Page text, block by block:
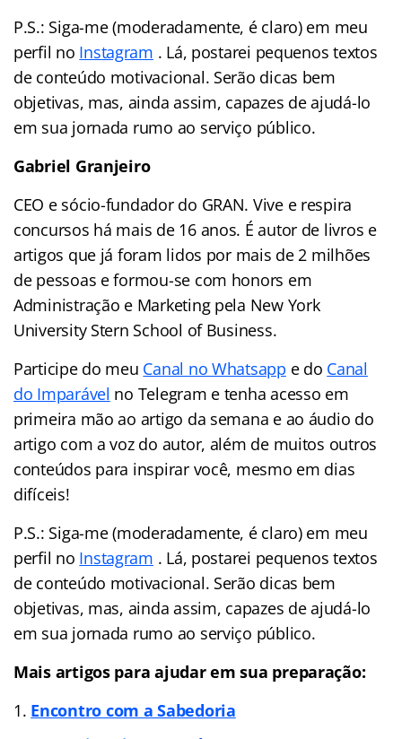
P.S.: Siga-me (moderadamente, é claro) em meu
perfil no Instagram . Lá, postarei pequenos textos
de conteúdo motivacional. Serão dicas bem
objetivas, mas, ainda assim, capazes de ajudá-lo
em sua jornada rumo ao serviço público.
Gabriel Granjeiro
CEO e sócio-fundador do GRAN. Vive e respira
concursos há mais de 16 anos. É autor de livros e
artigos que já foram lidos por mais de 2 milhões
de pessoas e formou-se com honors em
Administração e Marketing pela New York
University Stern School of Business.
Participe do meu Canal no Whatsapp e do Canal
do Imparável no Telegram e tenha acesso em
primeira mão ao artigo da semana e ao áudio do
artigo com a voz do autor, além de muitos outros
conteúdos para inspirar você, mesmo em dias
difíceis!
P.S.: Siga-me (moderadamente, é claro) em meu
perfil no Instagram . Lá, postarei pequenos textos
de conteúdo motivacional. Serão dicas bem
objetivas, mas, ainda assim, capazes de ajudá-lo
em sua jornada rumo ao serviço público.
Mais artigos para ajudar em sua preparação:
Encontro com a Sabedoria